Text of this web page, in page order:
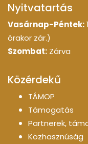
Nyitvatartás
Vasárnap-Péntek:
órakor zár.)
Szombat: Zárva
Közérdekű
TÁMOP
Támogatás
Partnerek,
Közhasznúság